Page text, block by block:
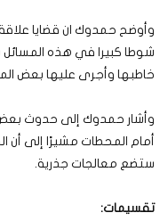
وأوضح حمدوك ان قضايا علاقة
شوطا كبيرا في هذه المسائل
خاطبها وأجرى عليها بعض
وأشار حمدوك إلى حدوث بعض
أمام المحطات مشيرًا إلى أن
ستضع معالجات جذرية.
تقسيمات: